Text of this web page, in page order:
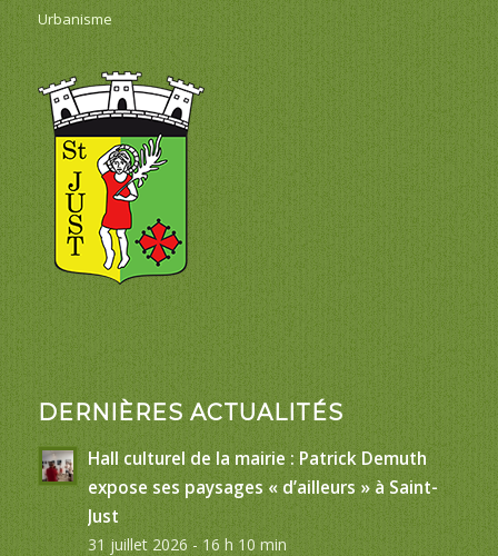
Urbanisme
DERNIÈRES ACTUALITÉS
Hall culturel de la mairie : Patrick Demuth
expose ses paysages « d’ailleurs » à Saint-
Just
31 juillet 2026 - 16 h 10 min